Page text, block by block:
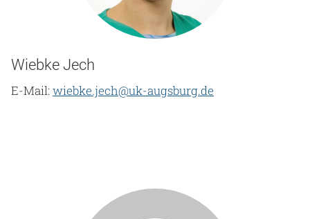
Wiebke Jech
E-Mail:wiebke.jech@uk-augsburg.de